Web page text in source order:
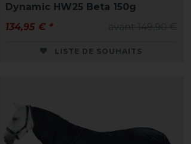
Dynamic HW25 Beta 150g
134,95 € *
LISTE DE SOUHAITS